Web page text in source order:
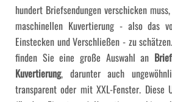
hundert Briefsendungen verschicken
maschinellen Kuvertierung - also das
Einstecken und Verschließen - zu
finden Sie eine große Auswahl an
Kuvertierung, darunter auch
transparent oder mit XXL-Fenster. Diese